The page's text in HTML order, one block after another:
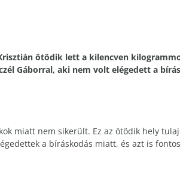
ötödik lett a kilencven
Gáborral, aki nem volt elégedett a
miatt nem sikerült. Ez az ötödik hely
a bíráskodás miatt, és azt is